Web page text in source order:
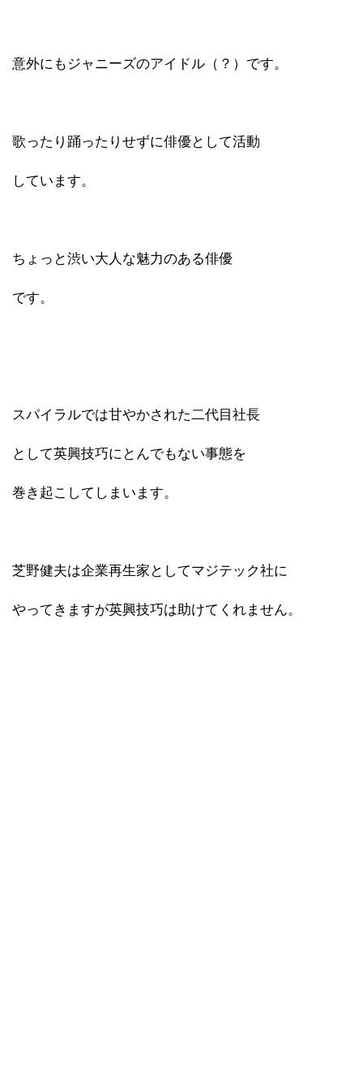
意外にもジャニーズのアイドル（？）です。
歌ったり踊ったりせずに俳優として活動
しています。
ちょっと渋い大人な魅力のある俳優
です。
スパイラルでは甘やかされた二代目社長
として英興技巧にとんでもない事態を
巻き起こしてしまいます。
芝野健夫は企業再生家としてマジテック社に
やってきますが英興技巧は助けてくれません。